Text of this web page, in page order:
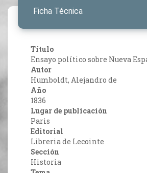
Ficha Técnica
Título
Ensayo político sobre Nueva
Autor
Humboldt, Alejandro de
Año
1836
Lugar de publicación
Paris
Editorial
Libreria de Lecointe
Sección
Historia